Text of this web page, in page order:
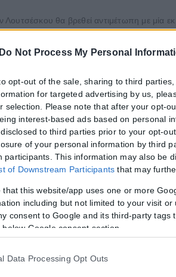
Do Not Process My Personal
opt-out of the sale, sharing to third
for targeted advertising by us,
selection. Please note that after your opt-
interest-based ads based on personal
to third parties prior to your opt-
of your personal information by third
participants. This information may also be
of Downstream Participants that may
that this website/app uses one or more
including but not limited to your visit or
consent to Google and its third-party tags
Google consent section.
Data Processing Opt Outs
θα βρεθεί αντιμέτωπη με μία
Νιακατέ, Μέιτλαντ-Νάιλς, Ντε Καρβάλιο
Μπάμπα, Οζντόεφ (Καμαρά 90′), Μεϊτέ,
στο Μπολτσάνο και επιστρέφει στη